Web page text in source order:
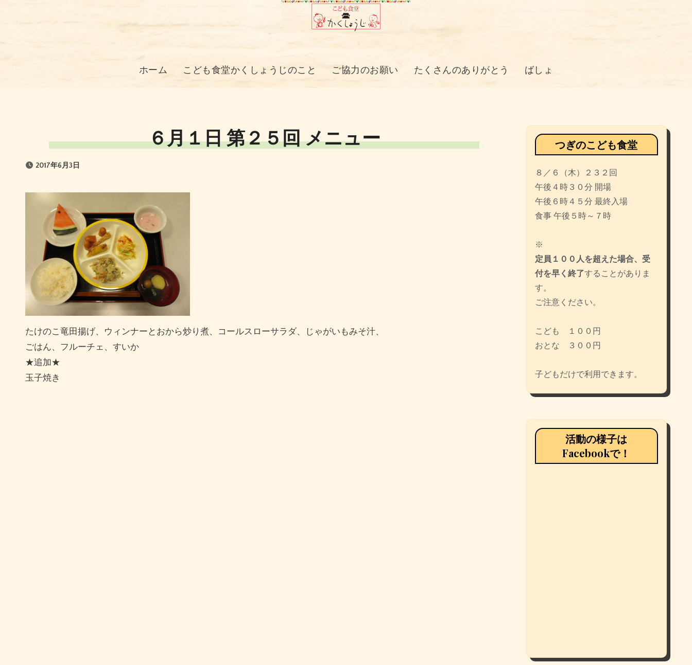
ホーム こども食堂かくしょうじのこと ご協力のお願い たくさんのありがとう ばしょ
６月１日 第２５回 メニュー
2017年6月3日
たけのこ竜田揚げ、ウィンナーとおから炒り煮、コールスローサラダ、じゃがいもみそ汁、
ごはん、フルーチェ、すいか
★追加★
玉子焼き
つぎのこども食堂
８／６（木）２３２回
午後４時３０分 開場
午後６時４５分 最終入場
食事 午後５時～７時
※
定員１００人を超えた場合、受
付を早く終了することがありま
す。
ご注意ください。
こども １００円
おとな ３００円
子どもだけで利用できます。
活動の様子は
Facebookで！